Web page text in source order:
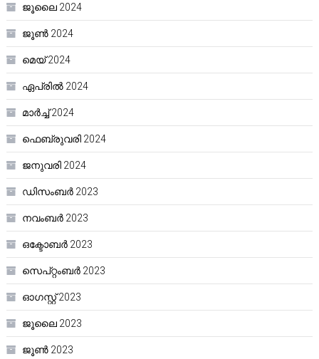
ജൂലൈ 2024
ജൂൺ 2024
മെയ്‌ 2024
ഏപ്രിൽ 2024
മാർച്ച്‌ 2024
ഫെബ്രുവരി 2024
ജനുവരി 2024
ഡിസംബർ 2023
നവംബർ 2023
ഒക്ടോബർ 2023
സെപ്റ്റംബർ 2023
ഓഗസ്റ്റ്‌ 2023
ജൂലൈ 2023
ജൂൺ 2023